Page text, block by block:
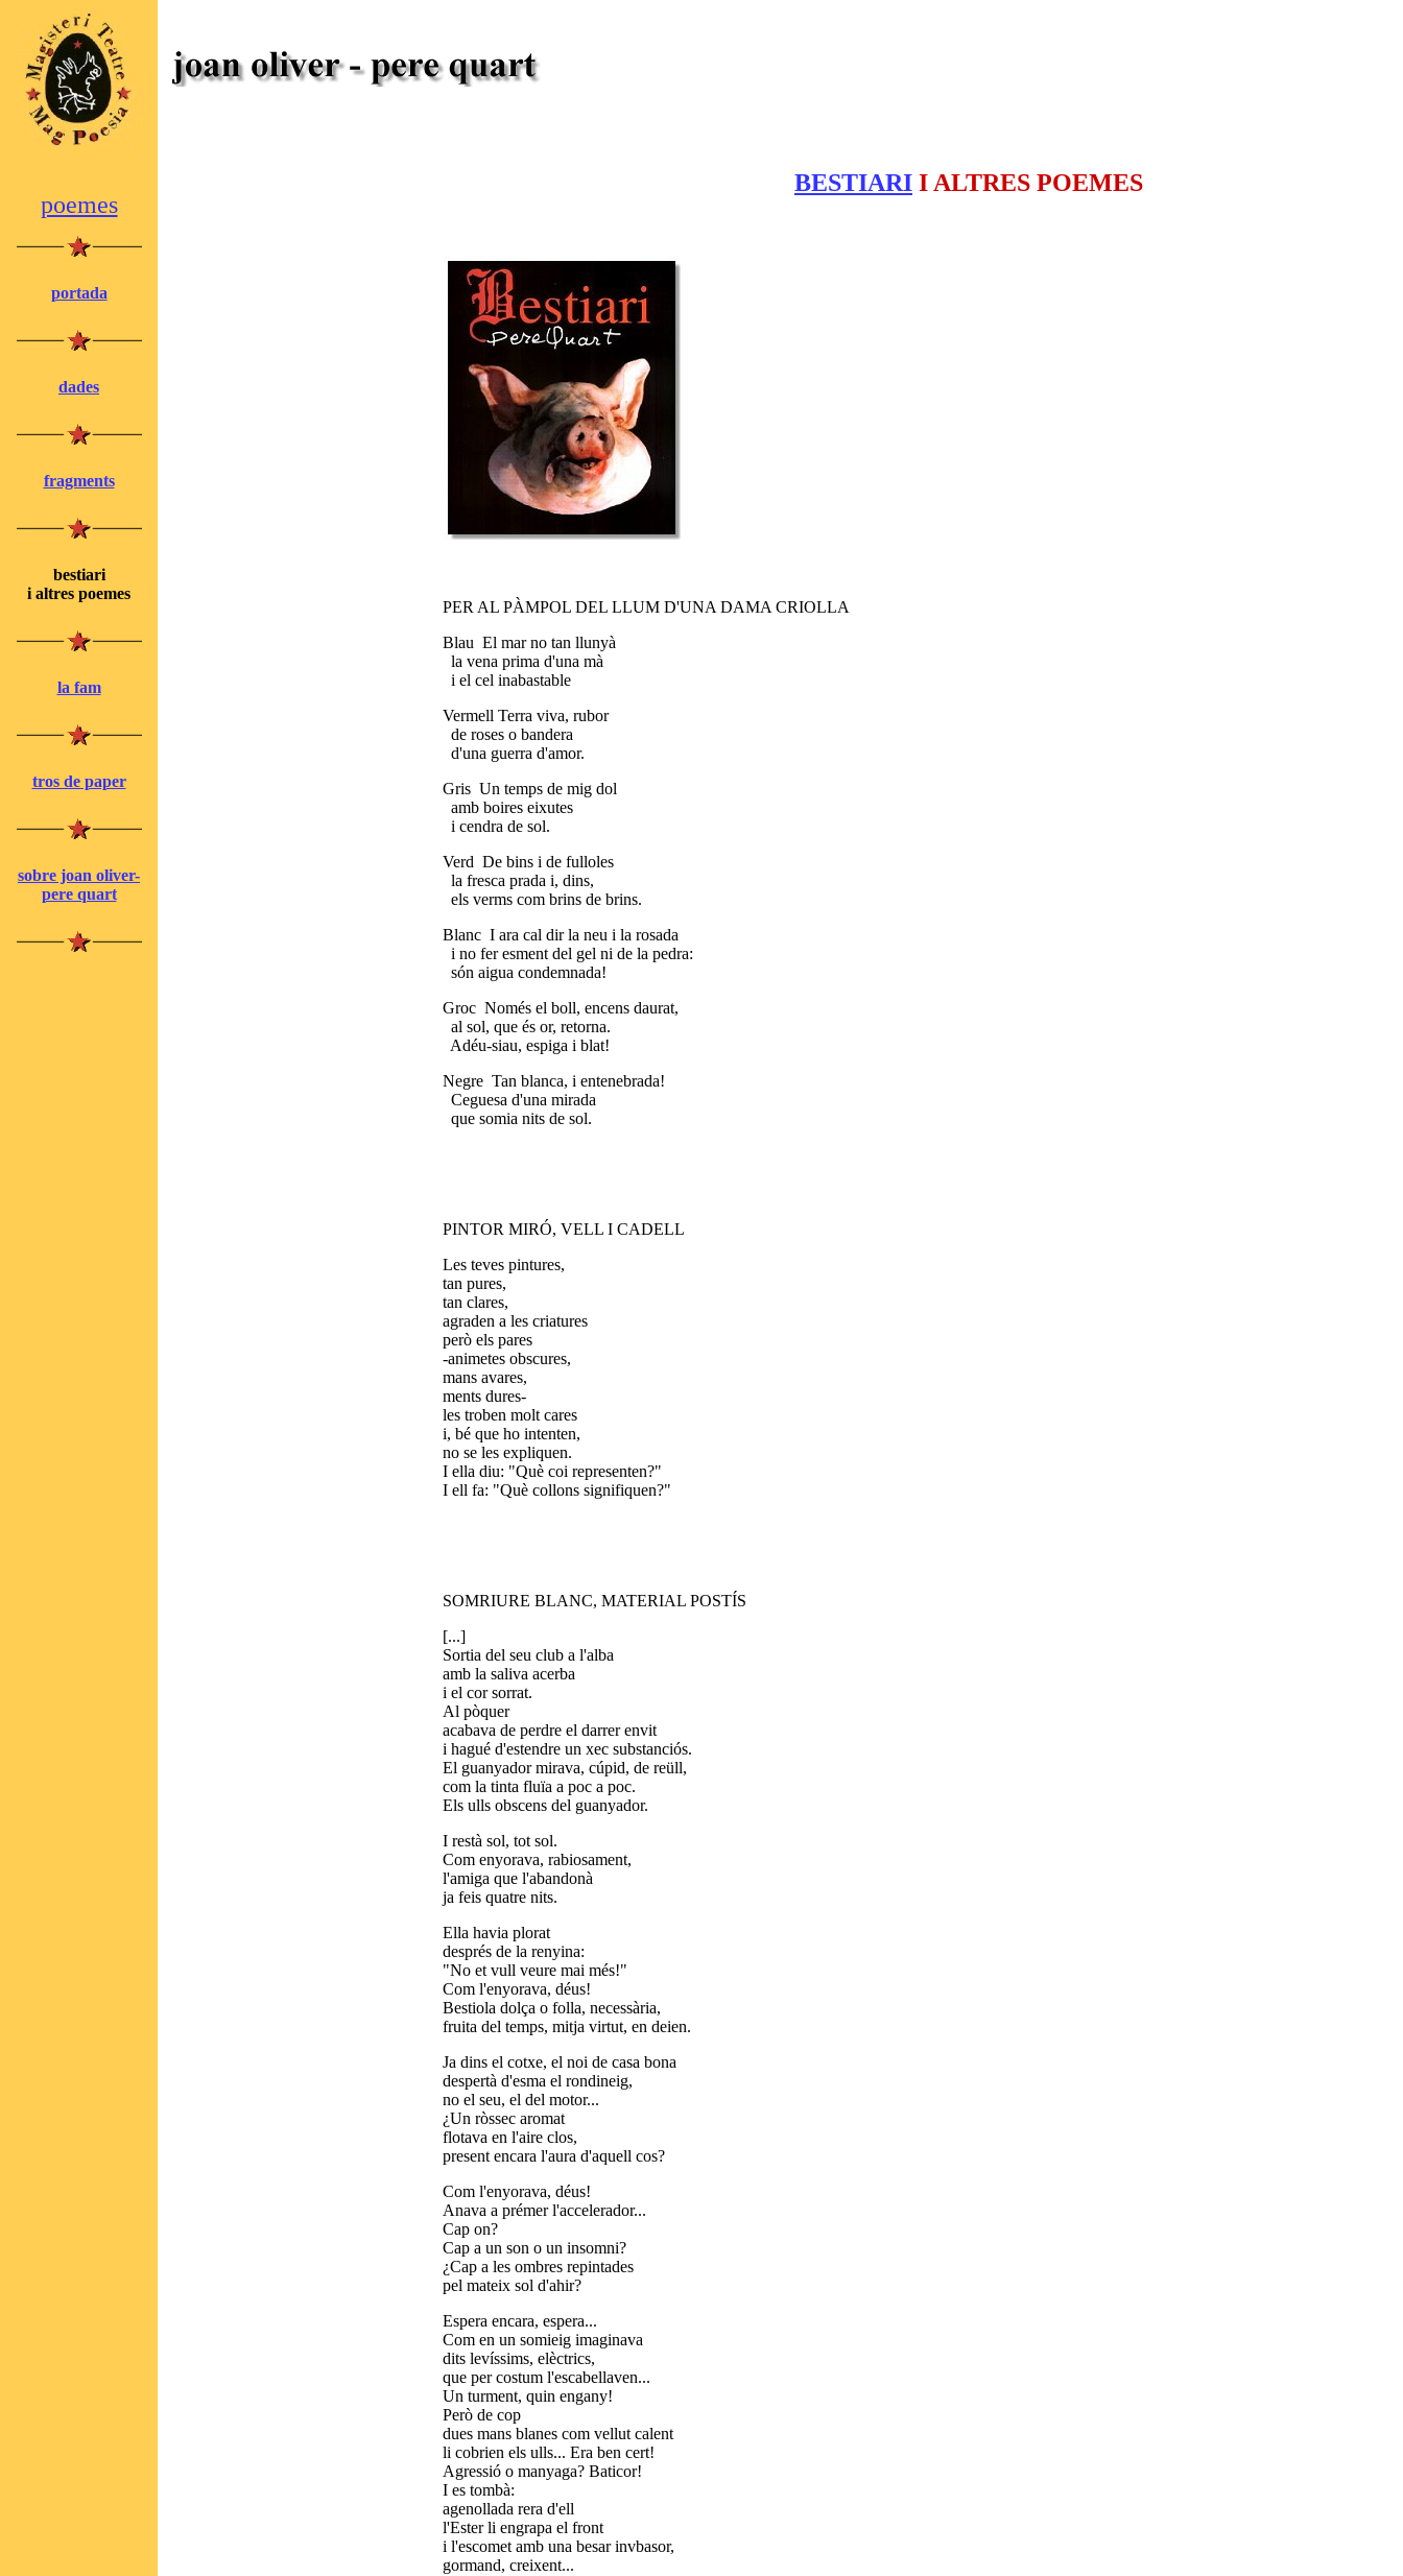
poemes
portada
dades
fragments
bestiari
i altres poemes
la fam
tros de paper
sobre joan oliver-
pere quart
BESTIARI I ALTRES POEMES
PER AL PÀMPOL DEL LLUM D'UNA DAMA CRIOLLA
Blau El mar no tan llunyà
la vena prima d'una mà
i el cel inabastable
Vermell Terra viva, rubor
de roses o bandera
d'una guerra d'amor.
Gris Un temps de mig dol
amb boires eixutes
i cendra de sol.
Verd De bins i de fulloles
la fresca prada i, dins,
els verms com brins de brins.
Blanc I ara cal dir la neu i la rosada
i no fer esment del gel ni de la pedra:
són aigua condemnada!
Groc Només el boll, encens daurat,
al sol, que és or, retorna.
Adéu-siau, espiga i blat!
Negre Tan blanca, i entenebrada!
Ceguesa d'una mirada
que somia nits de sol.
PINTOR MIRÓ, VELL I CADELL
Les teves pintures,
tan pures,
tan clares,
agraden a les criatures
però els pares
-animetes obscures,
mans avares,
ments dures-
les troben molt cares
i, bé que ho intenten,
no se les expliquen.
I ella diu: "Què coi representen?"
I ell fa: "Què collons signifiquen?"
SOMRIURE BLANC, MATERIAL POSTÍS
[...]
Sortia del seu club a l'alba
amb la saliva acerba
i el cor sorrat.
Al pòquer
acabava de perdre el darrer envit
i hagué d'estendre un xec substanciós.
El guanyador mirava, cúpid, de reüll,
com la tinta fluïa a poc a poc.
Els ulls obscens del guanyador.
I restà sol, tot sol.
Com enyorava, rabiosament,
l'amiga que l'abandonà
ja feis quatre nits.
Ella havia plorat
després de la renyina:
"No et vull veure mai més!"
Com l'enyorava, déus!
Bestiola dolça o folla, necessària,
fruita del temps, mitja virtut, en deien.
Ja dins el cotxe, el noi de casa bona
despertà d'esma el rondineig,
no el seu, el del motor...
¿Un ròssec aromat
flotava en l'aire clos,
present encara l'aura d'aquell cos?
Com l'enyorava, déus!
Anava a prémer l'accelerador...
Cap on?
Cap a un son o un insomni?
¿Cap a les ombres repintades
pel mateix sol d'ahir?
Espera encara, espera...
Com en un somieig imaginava
dits levíssims, elèctrics,
que per costum l'escabellaven...
Un turment, quin engany!
Però de cop
dues mans blanes com vellut calent
li cobrien els ulls... Era ben cert!
Agressió o manyaga? Baticor!
I es tombà:
agenollada rera d'ell
l'Ester li engrapa el front
i l'escomet amb una besar invbasor,
gormand, creixent...